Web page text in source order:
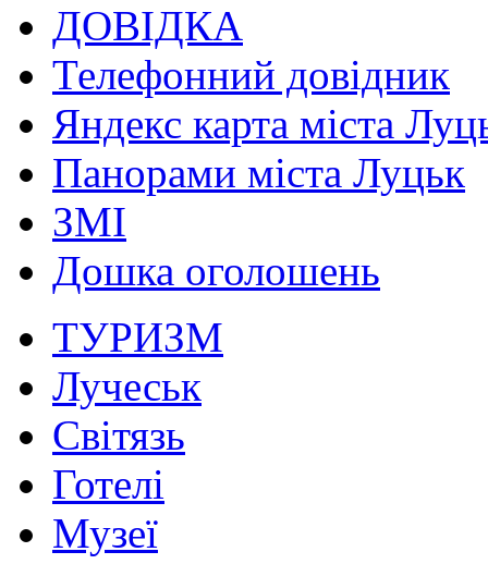
ДОВІДКА
Телефонний довідник
Яндекс карта міста
Панорами міста Луцьк
ЗМІ
Дошка оголошень
ТУРИЗМ
Лучеськ
Світязь
Готелі
Музеї